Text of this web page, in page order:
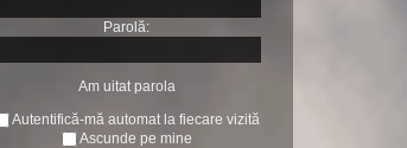
Parolă:
Am uitat parola
Autentifică-mă automat la fiecare vizită
Ascunde pe mine